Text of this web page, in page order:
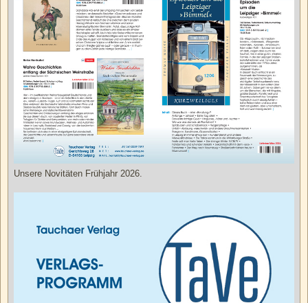
Unsere Novitäten Frühjahr 2026.